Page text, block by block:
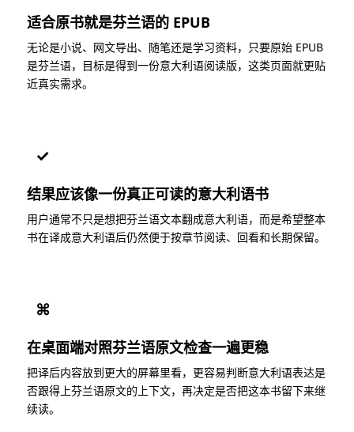
适合原书就是芬兰语的 EPUB
无论是小说、网文导出、随笔还是学习资料，只要原始 EPUB
是芬兰语，目标是得到一份意大利语阅读版，这类页面就更贴
近真实需求。
✓
结果应该像一份真正可读的意大利语书
用户通常不只是想把芬兰语文本翻成意大利语，而是希望整本
书在译成意大利语后仍然便于按章节阅读、回看和长期保留。
⌘
在桌面端对照芬兰语原文检查一遍更稳
把译后内容放到更大的屏幕里看，更容易判断意大利语表达是
否跟得上芬兰语原文的上下文，再决定是否把这本书留下来继
续读。